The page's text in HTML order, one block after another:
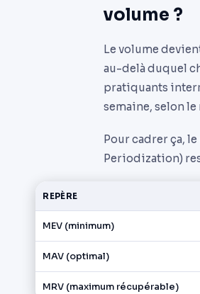
volume ?
Le volume
au-delà duquel
pratiquants
semaine, selon
Pour cadrer ça,
Periodization)
REPÈRE
MEV (minimum)
MAV (optimal)
MRV (maximum récupérable)